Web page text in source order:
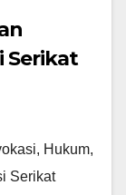
Serikat
Hukum,
Serikat